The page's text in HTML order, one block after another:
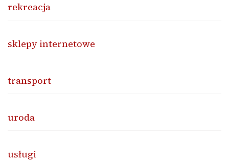
rekreacja
sklepy internetowe
transport
uroda
usługi